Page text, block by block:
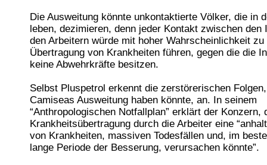
Die Ausweitung könnte unkontaktierte Völker, die in
leben, dezimieren, denn jeder Kontakt zwischen den
den Arbeitern würde mit hoher Wahrscheinlichkeit zu
Übertragung von Krankheiten führen, gegen die die
keine Abwehrkräfte besitzen.
Selbst Pluspetrol erkennt die zerstörerischen
Camiseas Ausweitung haben könnte, an. In seinem
“Anthropologischen Notfallplan” erklärt der Konzern,
Krankheitsübertragung durch die Arbeiter eine
von Krankheiten, massiven Todesfällen und, im
lange Periode der Besserung, verursachen könnte”.